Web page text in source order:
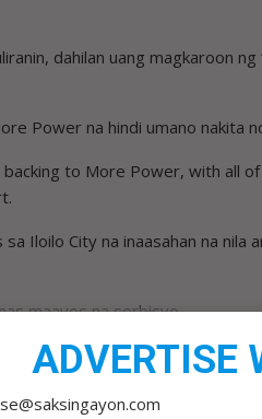
dahilan uang magkaroon
Power na hindi umano nakita
to More Power, with all
Iloilo City na inaasahan na nila
maayos na serbisyo.
to bear with the
woes we had experienced for
ni Msgr. Meliton Oso, pinuno
ADVERTISE